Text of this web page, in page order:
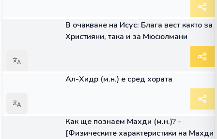
В очакване на Исус: Блага вест както за
Християни, така и за Мюсюлмани
Ал-Хидр (м.н.) е сред хората
Как ще познаем Махди (м.н.)? -
[Физическите характеристики на Махди